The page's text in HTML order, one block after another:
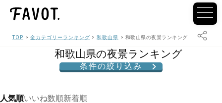
TOP 全カテゴリーランキング 和歌山県 和歌山県の夜景ランキング
和歌山県の夜景ランキング
条件の絞り込み
人気順いいね数順新着順